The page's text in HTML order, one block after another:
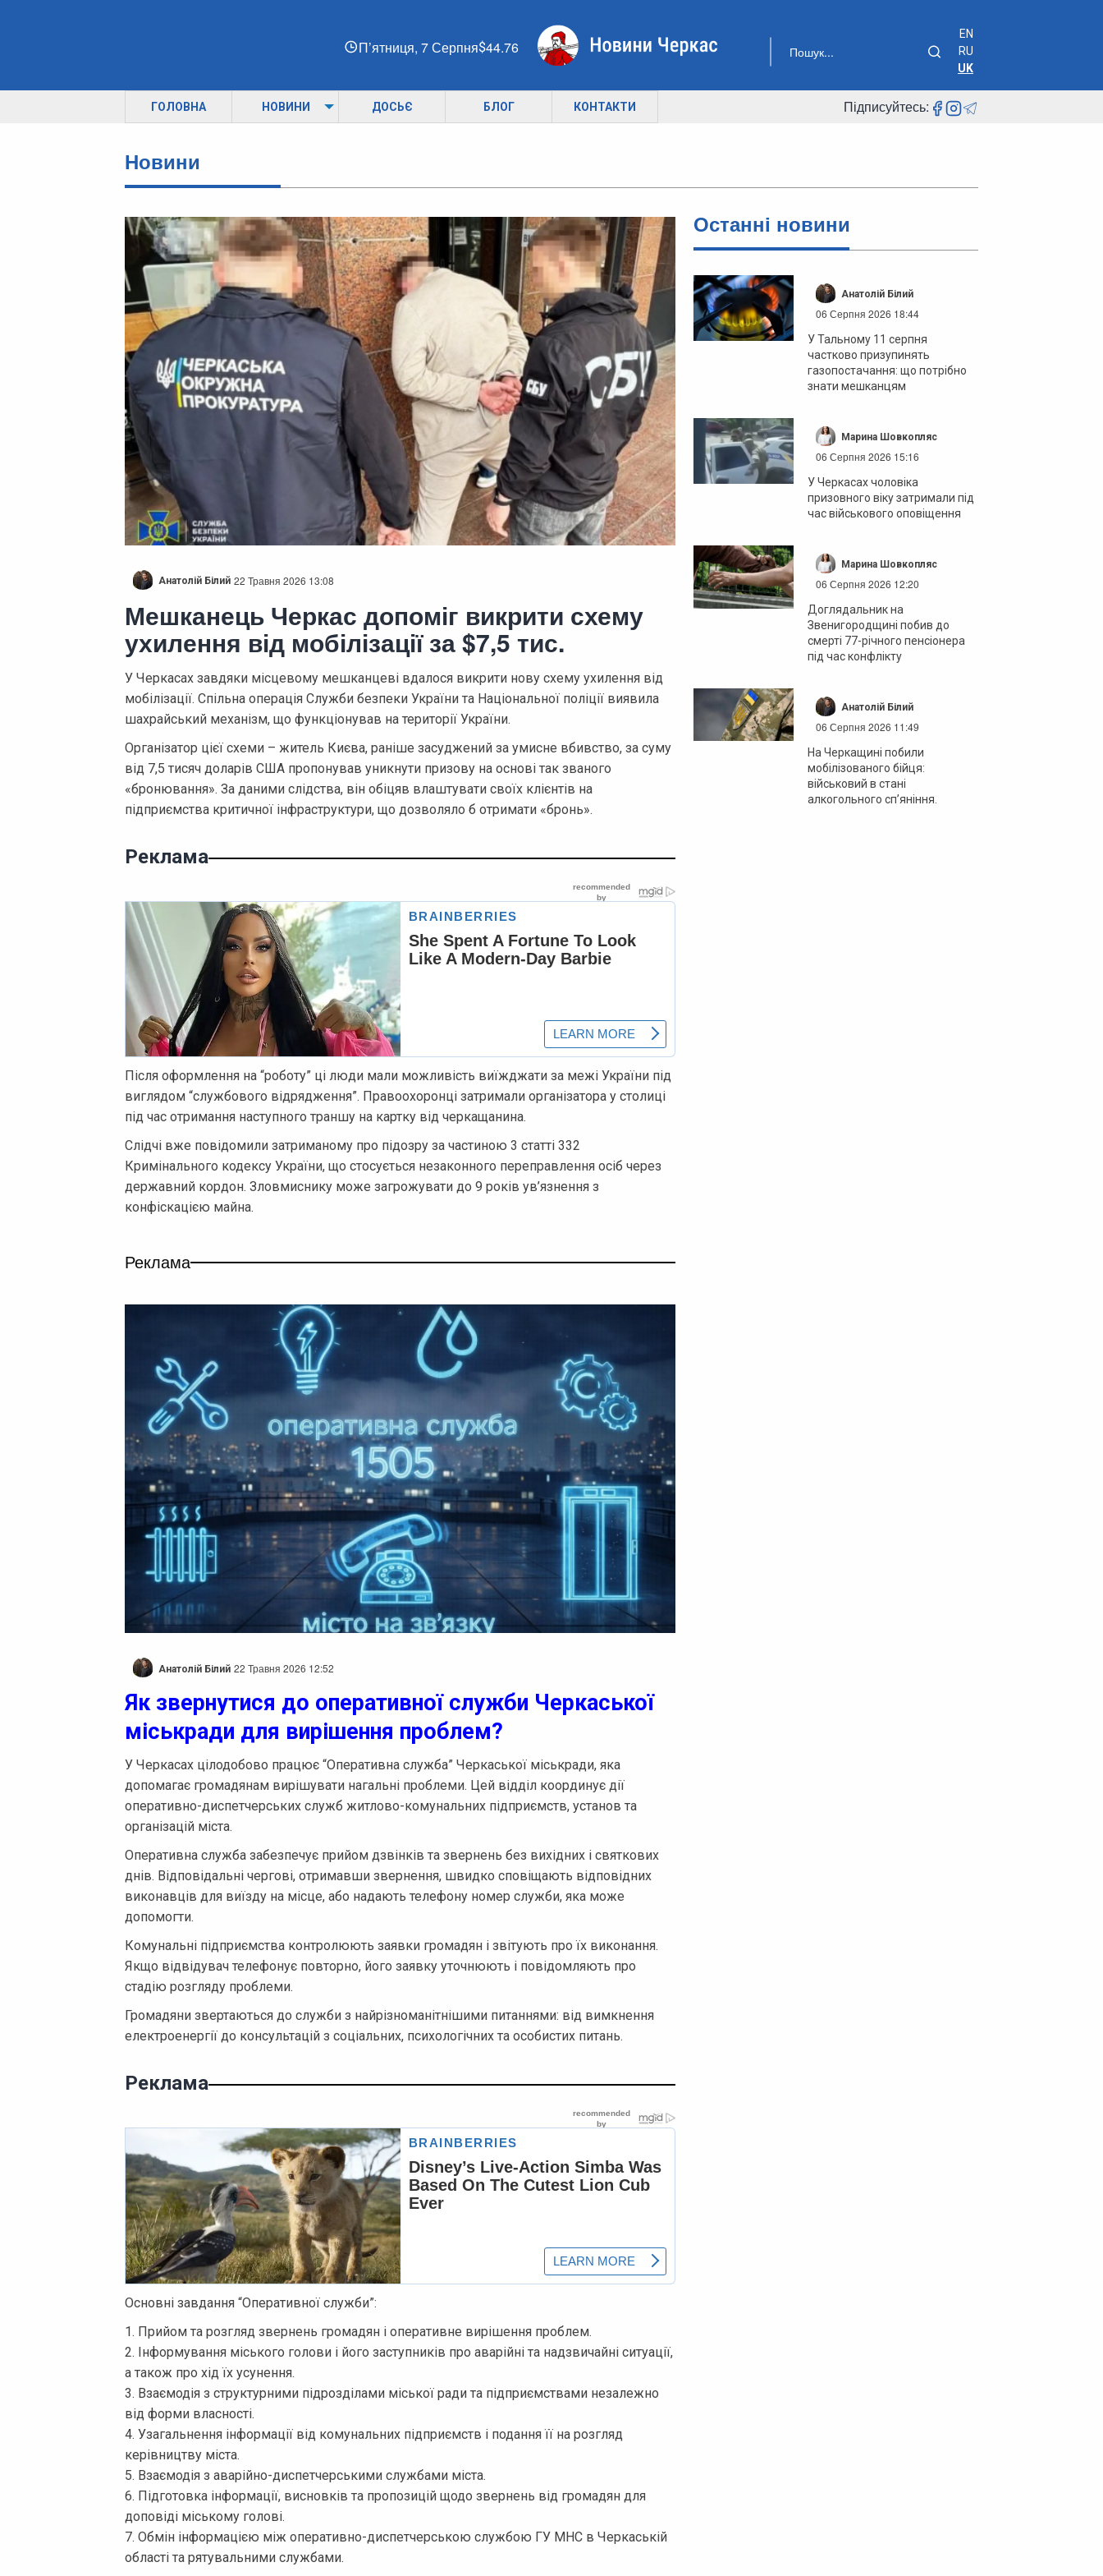
П’ятниця, 7 Серпня 44.76
EN
RU
UK
ГОЛОВНА НОВИНИ ДОСЬЄ БЛОГ КОНТАКТИ Підписуйтесь:
Новини
Анатолій Білий 22 Травня 2026 13:08
Мешканець Черкас допоміг викрити схему
ухилення від мобілізації за $7,5 тис.
У Черкасах завдяки місцевому мешканцеві вдалося викрити нову схему ухилення від
мобілізації. Спільна операція Служби безпеки України та Національної поліції виявила
шахрайський механізм, що функціонував на території України.
Організатор цієї схеми – житель Києва, раніше засуджений за умисне вбивство, за суму
від 7,5 тисяч доларів США пропонував уникнути призову на основі так званого
«бронювання». За даними слідства, він обіцяв влаштувати своїх клієнтів на
підприємства критичної інфраструктури, що дозволяло б отримати «бронь».
Реклама
Після оформлення на “роботу” ці люди мали можливість виїжджати за межі України під
виглядом “службового відрядження”. Правоохоронці затримали організатора у столиці
під час отримання наступного траншу на картку від черкащанина.
Слідчі вже повідомили затриманому про підозру за частиною 3 статті 332
Кримінального кодексу України, що стосується незаконного переправлення осіб через
державний кордон. Зловмиснику може загрожувати до 9 років ув’язнення з
конфіскацією майна.
Реклама
Останні новини
Анатолій Білий
06 Серпня 2026 18:44
У Тальному 11 серпня
частково призупинять
газопостачання: що потрібно
знати мешканцям
Марина Шовкопляс
06 Серпня 2026 15:16
У Черкасах чоловіка
призовного віку затримали під
час військового оповіщення
Марина Шовкопляс
06 Серпня 2026 12:20
Доглядальник на
Звенигородщині побив до
смерті 77-річного пенсіонера
під час конфлікту
Анатолій Білий
06 Серпня 2026 11:49
На Черкащині побили
мобілізованого бійця:
військовий в стані
алкогольного сп’яніння.
Анатолій Білий 22 Травня 2026 12:52
Як звернутися до оперативної служби Черкаської
міськради для вирішення проблем?
У Черкасах цілодобово працює “Оперативна служба” Черкаської міськради, яка
допомагає громадянам вирішувати нагальні проблеми. Цей відділ координує дії
оперативно-диспетчерських служб житлово-комунальних підприємств, установ та
організацій міста.
Оперативна служба забезпечує прийом дзвінків та звернень без вихідних і святкових
днів. Відповідальні чергові, отримавши звернення, швидко сповіщають відповідних
виконавців для виїзду на місце, або надають телефону номер служби, яка може
допомогти.
Комунальні підприємства контролюють заявки громадян і звітують про їх виконання.
Якщо відвідувач телефонує повторно, його заявку уточнюють і повідомляють про
стадію розгляду проблеми.
Громадяни звертаються до служби з найрізноманітнішими питаннями: від вимкнення
електроенергії до консультацій з соціальних, психологічних та особистих питань.
Реклама
Основні завдання “Оперативної служби”:
1. Прийом та розгляд звернень громадян і оперативне вирішення проблем.
2. Інформування міського голови і його заступників про аварійні та надзвичайні ситуації,
а також про хід їх усунення.
3. Взаємодія з структурними підрозділами міської ради та підприємствами незалежно
від форми власності.
4. Узагальнення інформації від комунальних підприємств і подання її на розгляд
керівництву міста.
5. Взаємодія з аварійно-диспетчерськими службами міста.
6. Підготовка інформації, висновків та пропозицій щодо звернень від громадян для
доповіді міському голові.
7. Обмін інформацією між оперативно-диспетчерською службою ГУ МНС в Черкаській
області та рятувальними службами.